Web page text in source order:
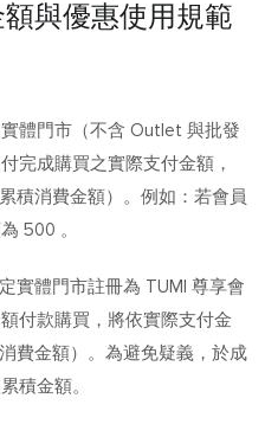
與優惠使用規範
體門市（不含 Outlet 與批發
完成購買之實際支付金額，
積消費金額）。例如：若會員
500 。
實體門市註冊為 TUMI 尊享會
付款購買，將依實際支付金
費金額）。為避免疑義，於成
積金額。